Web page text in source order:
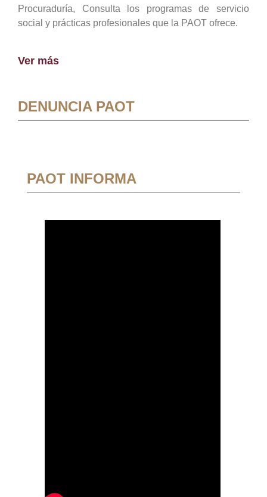
Procuraduría, Consulta los programas de servicio
social y prácticas profesionales que la PAOT ofrece.
Ver más
DENUNCIA PAOT
PAOT INFORMA